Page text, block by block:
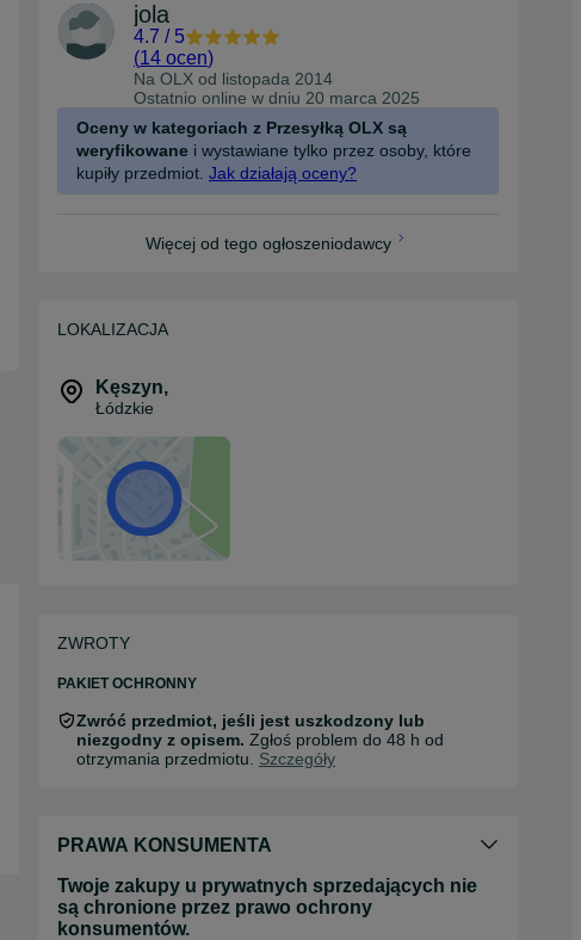
jola
4.7 / 5
(14 ocen)
Na OLX od listopada 2014
Ostatnio online w dniu 20 marca 2025
Oceny w kategoriach z Przesyłką OLX są
weryfikowane i wystawiane tylko przez osoby, które
kupiły przedmiot. Jak działają oceny?
Więcej od tego ogłoszeniodawcy
LOKALIZACJA
Kęszyn,
Łódzkie
ZWROTY
PAKIET OCHRONNY
Zwróć przedmiot, jeśli jest uszkodzony lub
niezgodny z opisem. Zgłoś problem do 48 h od
otrzymania przedmiotu. Szczegóły
PRAWA KONSUMENTA
Twoje zakupy u prywatnych sprzedających nie
są chronione przez prawo ochrony
konsumentów.